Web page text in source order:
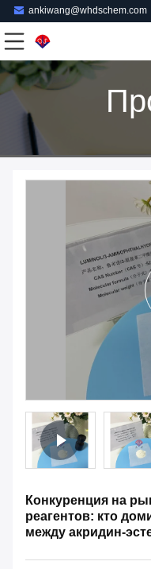
ankiwang@whdschem.com
Конкуренция на
реагентов: кто
между акридин-